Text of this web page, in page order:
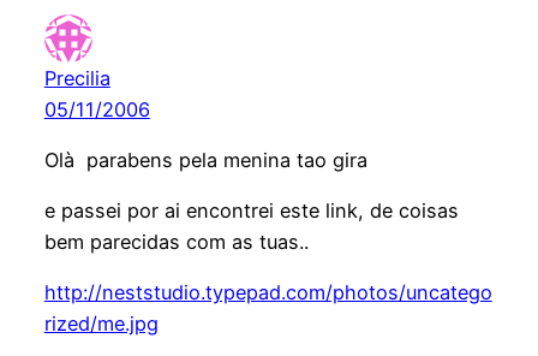
Precilia
05/11/2006
Olà parabens pela menina tao gira
e passei por ai encontrei este link, de coisas
bem parecidas com as tuas..
http://neststudio.typepad.com/photos/uncatego
rized/me.jpg